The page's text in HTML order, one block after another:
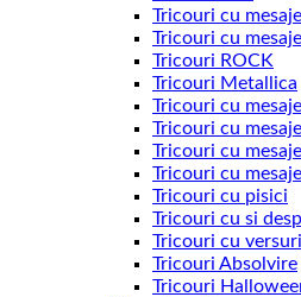
Tricouri cu
Tricouri cu
Tricouri ROCK
Tricouri Metallica
Tricouri cu
Tricouri cu
Tricouri cu
Tricouri cu
Tricouri cu pisici
Tricouri cu si
Tricouri cu versuri
Tricouri Absolvire
Tricouri